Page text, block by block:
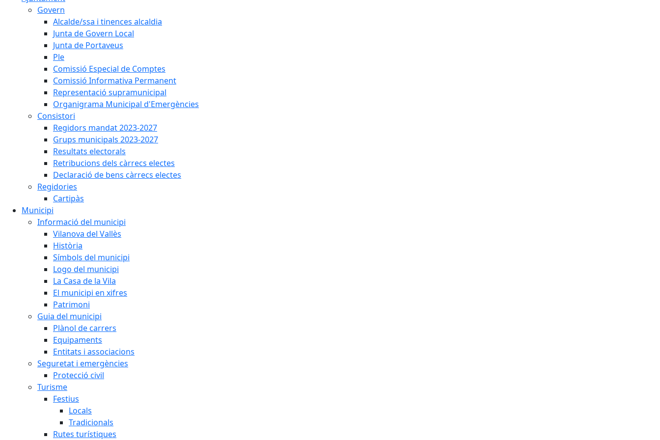
Govern
Alcalde/ssa i tinences alcaldia
Junta de Govern Local
Junta de Portaveus
Ple
Comissió Especial de Comptes
Comissió Informativa Permanent
Representació supramunicipal
Organigrama Municipal d'Emergències
Consistori
Regidors mandat 2023-2027
Grups municipals 2023-2027
Resultats electorals
Retribucions dels càrrecs electes
Declaració de bens càrrecs electes
Regidories
Cartipàs
Municipi
Informació del municipi
Vilanova del Vallès
Història
Símbols del municipi
Logo del municipi
La Casa de la Vila
El municipi en xifres
Patrimoni
Guia del municipi
Plànol de carrers
Equipaments
Entitats i associacions
Seguretat i emergències
Protecció civil
Turisme
Festius
Locals
Tradicionals
Rutes turístiques